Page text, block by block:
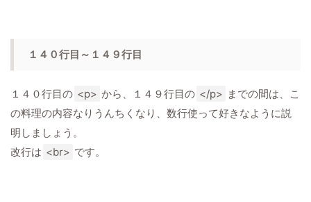
１４０行目～１４９行目
１４０行目の <p> から、１４９行目の </p> までの間は、こ
の料理の内容なりうんちくなり、数行使って好きなように説
明しましょう。
改行は <br> です。